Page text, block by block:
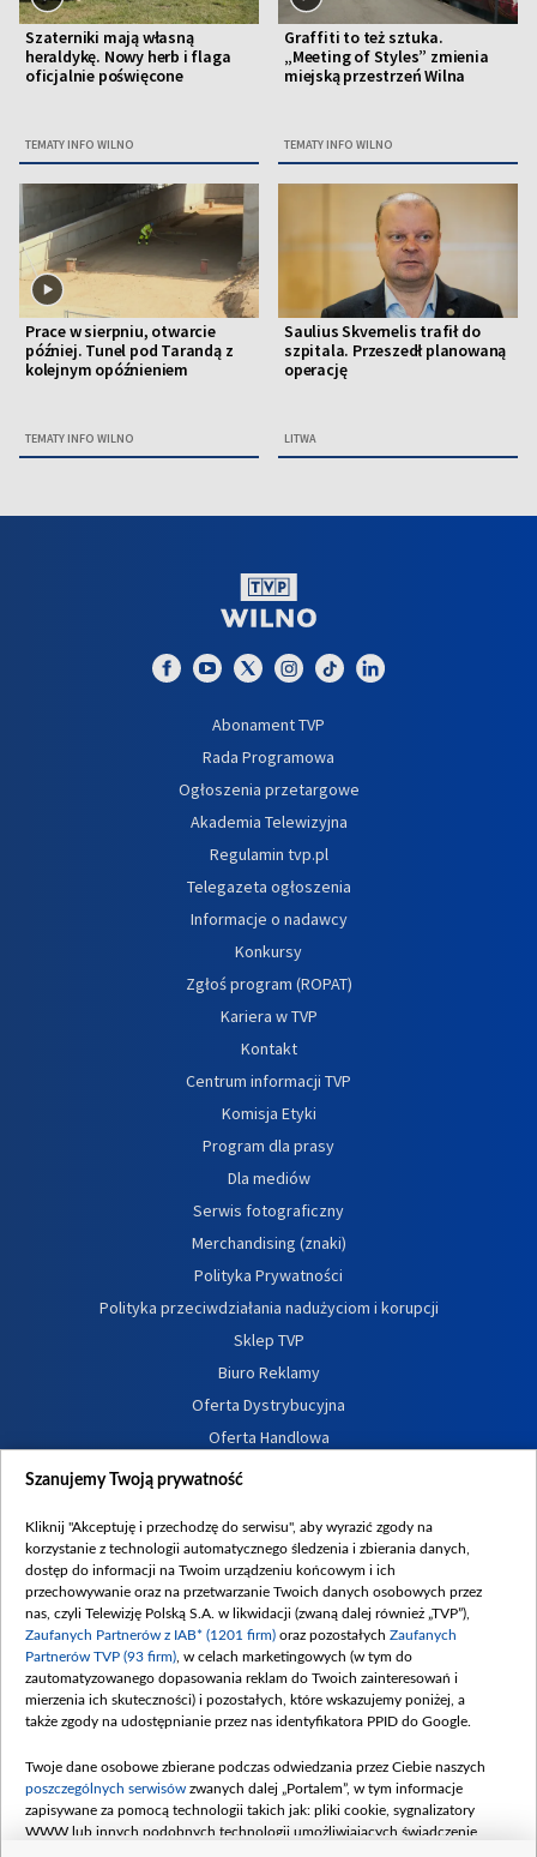
Szaterniki mają własną
heraldykę. Nowy herb i flaga
oficjalnie poświęcone
TEMATY INFO WILNO
Graffiti to też sztuka.
„Meeting of Styles” zmienia
miejską przestrzeń Wilna
TEMATY INFO WILNO
Prace w sierpniu, otwarcie
później. Tunel pod Tarandą z
kolejnym opóźnieniem
TEMATY INFO WILNO
Saulius Skvernelis trafił do
szpitala. Przeszedł planowaną
operację
LITWA
Abonament TVP
Rada Programowa
Ogłoszenia przetargowe
Akademia Telewizyjna
Regulamin tvp.pl
Telegazeta ogłoszenia
Informacje o nadawcy
Konkursy
Zgłoś program (ROPAT)
Kariera w TVP
Kontakt
Centrum informacji TVP
Komisja Etyki
Program dla prasy
Dla mediów
Serwis fotograficzny
Merchandising (znaki)
Polityka Prywatności
Polityka przeciwdziałania nadużyciom i korupcji
Sklep TVP
Biuro Reklamy
Oferta Dystrybucyjna
Oferta Handlowa
Dostępność
Procedura zgłoszeń wewnętrznych
Szanujemy Twoją prywatność
Kliknij "Akceptuję i przechodzę do serwisu", aby wyrazić zgody na
korzystanie z technologii automatycznego śledzenia i zbierania danych,
dostęp do informacji na Twoim urządzeniu końcowym i ich
przechowywanie oraz na przetwarzanie Twoich danych osobowych przez
nas, czyli Telewizję Polską S.A. w likwidacji (zwaną dalej również „TVP”),
Zaufanych Partnerów z IAB* (1201 firm) oraz pozostałych Zaufanych
Partnerów TVP (93 firm) , w celach marketingowych (w tym do
zautomatyzowanego dopasowania reklam do Twoich zainteresowań i
mierzenia ich skuteczności) i pozostałych, które wskazujemy poniżej, a
także zgody na udostępnianie przez nas identyfikatora PPID do Google.
Twoje dane osobowe zbierane podczas odwiedzania przez Ciebie naszych
poszczególnych serwisów zwanych dalej „Portalem”, w tym informacje
zapisywane za pomocą technologii takich jak: pliki cookie, sygnalizatory
WWW lub innych podobnych technologii umożliwiających świadczenie